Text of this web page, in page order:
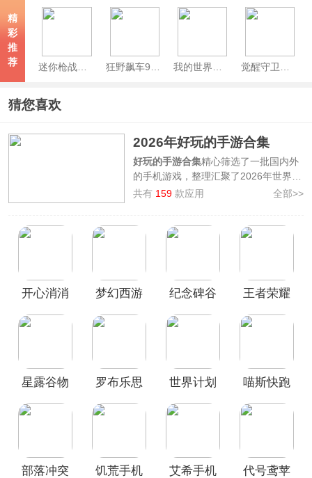
(Florence)
精
彩
推
荐
迷你枪战精英官方版 狂野飙车9竞速传奇手游 我的世界网易官方正版 觉醒守卫之战
猜您喜欢
2026年好玩的手游合集
好玩的手游合集精心筛选了一批国内外
的手机游戏，整理汇聚了2026年世界各
地各种玩法题材类型的好玩手游，其中
突、Fate/GrandOrder、Roblox
等，
可以在其中找到，再也不用担心游戏荒
了，欢迎前来本站挑选下载畅玩！
共有 159 款应用 全部>>
开心消消
梦幻西游
纪念碑谷
王者荣耀
星露谷物
罗布乐思
世界计划
喵斯快跑
部落冲突
饥荒手机
艾希手机
代号鸢苹